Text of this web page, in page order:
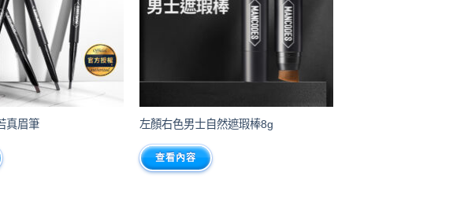
真眉筆 左顏右色男士自然遮瑕棒8g
查看內容